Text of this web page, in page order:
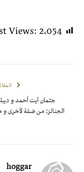
Views:2٬054
جثمان آيت أحمد و
الجنائز: من ضفة لأخرى
hoggar